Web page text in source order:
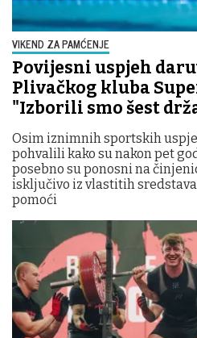
VIKEND ZA PAMĆENJE
Povijesni uspjeh
Plivačkog kluba
"Izborili smo šest
Osim iznimnih sportskih
pohvalili kako su nakon pet
posebno su ponosni na
isključivo iz vlastitih
pomoći